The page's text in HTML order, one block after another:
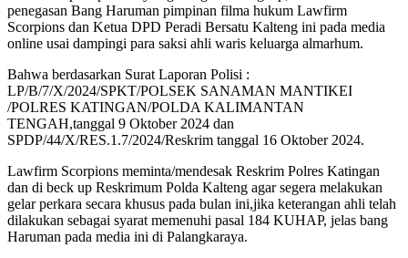
penegasan Bang Haruman pimpinan filma hukum Lawfirm
Scorpions dan Ketua DPD Peradi Bersatu Kalteng ini pada media
online usai dampingi para saksi ahli waris keluarga almarhum.
Bahwa berdasarkan Surat Laporan Polisi :
LP/B/7/X/2024/SPKT/POLSEK SANAMAN MANTIKEI
/POLRES KATINGAN/POLDA KALIMANTAN
TENGAH,tanggal 9 Oktober 2024 dan
SPDP/44/X/RES.1.7/2024/Reskrim tanggal 16 Oktober 2024.
Lawfirm Scorpions meminta/mendesak Reskrim Polres Katingan
dan di beck up Reskrimum Polda Kalteng agar segera melakukan
gelar perkara secara khusus pada bulan ini,jika keterangan ahli telah
dilakukan sebagai syarat memenuhi pasal 184 KUHAP, jelas bang
Haruman pada media ini di Palangkaraya.